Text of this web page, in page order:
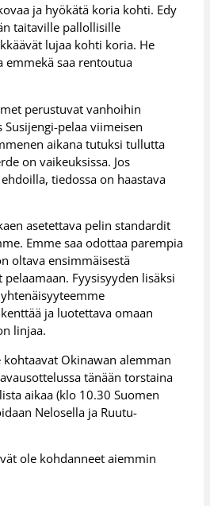
ja hyökätä koria kohti. Edy
taitaville pallollisille
lujaa kohti koria. He
emmekä saa rentoutua
perustuvat vanhoihin
pelaa viimeisen
aikana tutuksi tullutta
on vaikeuksissa. Jos
tiedossa on haastava
asetettava pelin standardit
Emme saa odottaa parempia
oltava ensimmäisestä
Fyysisyyden lisäksi
ja luotettava omaan
linjaa.
kohtaavat Okinawan alemman
tänään torstaina
aikaa (klo 10.30 Suomen
Nelosella ja Ruutu-
ole kohdanneet aiemmin